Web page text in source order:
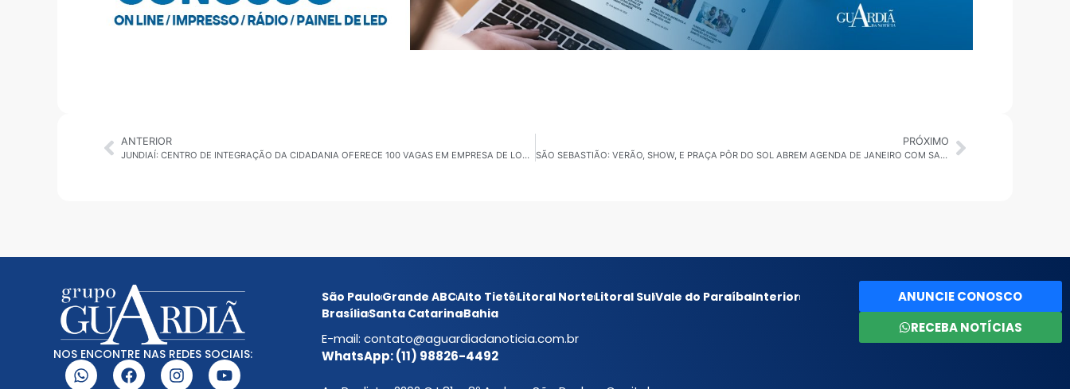
ANTERIOR
JUNDIAÍ: CENTRO DE INTEGRAÇÃO DA CIDADANIA OFERECE 100 VAGAS EM EMPRESA DE LOGÍSTICA
PRÓXIMO
SÃO SEBASTIÃO: VERÃO, SHOW, E PRAÇA PÔR DO SOL ABREM AGENDA DE JANEIRO COM SAFADÃO, ANA CASTELA, EDSON E HUDSON E GRELO
NOS ENCONTRE NAS REDES SOCIAIS:
São PauloGrande ABCAlto TietêLitoral NorteLitoral SulVale do ParaíbaInterior
BrasíliaSanta CatarinaBahia
E-mail: contato@aguardiadanoticia.com.br
WhatsApp: (11) 98826-4492
ANUNCIE CONOSCO
RECEBA NOTÍCIAS